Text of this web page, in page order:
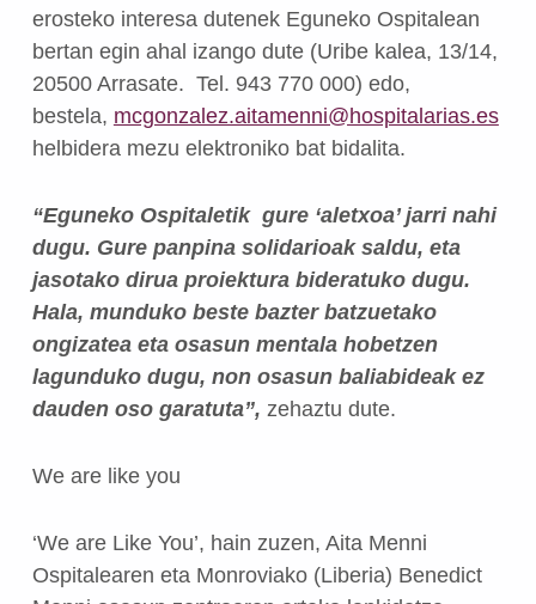
erosteko interesa dutenek Eguneko Ospitalean
bertan egin ahal izango dute (Uribe kalea, 13/14,
20500 Arrasate. Tel. 943 770 000) edo,
bestela, mcgonzalez.aitamenni@hospitalarias.es
helbidera mezu elektroniko bat bidalita.
“Eguneko Ospitaletik gure ‘aletxoa’ jarri nahi
dugu. Gure panpina solidarioak saldu, eta
jasotako dirua proiektura bideratuko dugu.
Hala, munduko beste bazter batzuetako
ongizatea eta osasun mentala hobetzen
lagunduko dugu, non osasun baliabideak ez
dauden oso garatuta”, zehaztu dute.
We are like you
‘We are Like You’, hain zuzen, Aita Menni
Ospitalearen eta Monroviako (Liberia) Benedict